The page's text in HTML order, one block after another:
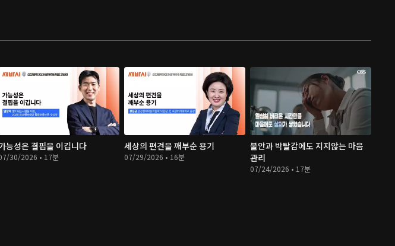
능성은 결핍을 이깁니다
30/2026 • 17분
세상의 편견을 깨부순 용기
07/29/2026 • 16분
불안과 박탈감에도 지지않는 마음
관리
07/24/2026 • 17분